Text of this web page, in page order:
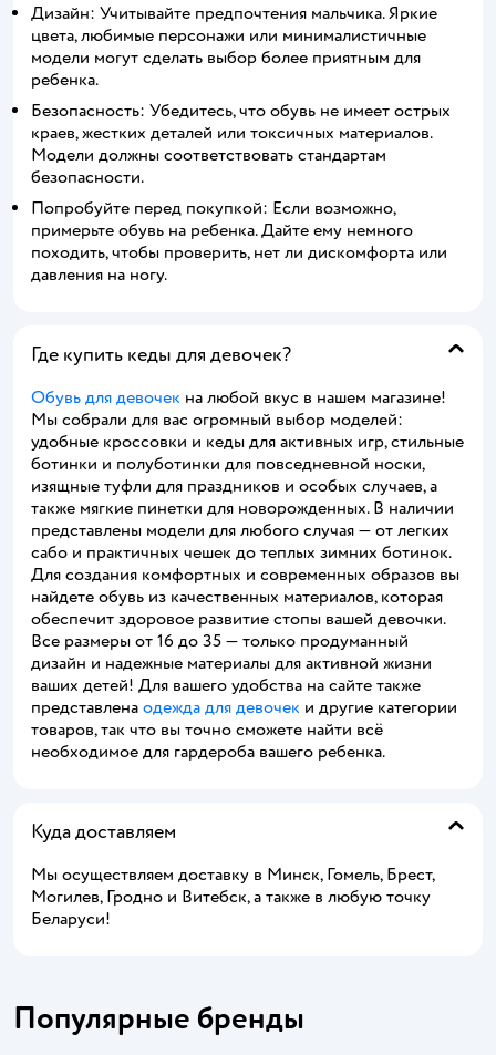
Дизайн: Учитывайте предпочтения мальчика. Яркие
цвета, любимые персонажи или минималистичные
модели могут сделать выбор более приятным для
ребенка.
Безопасность: Убедитесь, что обувь не имеет острых
краев, жестких деталей или токсичных материалов.
Модели должны соответствовать стандартам
безопасности.
Попробуйте перед покупкой: Если возможно,
примерьте обувь на ребенка. Дайте ему немного
походить, чтобы проверить, нет ли дискомфорта или
давления на ногу.
Где купить кеды для девочек?
Обувь для девочек на любой вкус в нашем магазине!
Мы собрали для вас огромный выбор моделей:
удобные кроссовки и кеды для активных игр, стильные
ботинки и полуботинки для повседневной носки,
изящные туфли для праздников и особых случаев, а
также мягкие пинетки для новорожденных. В наличии
представлены модели для любого случая — от легких
сабо и практичных чешек до теплых зимних ботинок.
Для создания комфортных и современных образов вы
найдете обувь из качественных материалов, которая
обеспечит здоровое развитие стопы вашей девочки.
Все размеры от 16 до 35 — только продуманный
дизайн и надежные материалы для активной жизни
ваших детей! Для вашего удобства на сайте также
представлена одежда для девочек и другие категории
товаров, так что вы точно сможете найти всё
необходимое для гардероба вашего ребенка.
Куда доставляем
Мы осуществляем доставку в Минск, Гомель, Брест,
Могилев, Гродно и Витебск, а также в любую точку
Беларуси!
Популярные бренды